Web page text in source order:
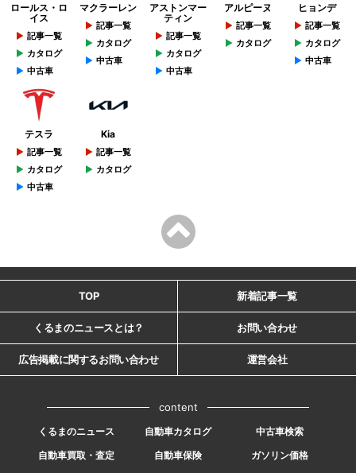
ロールス・ロ
イス
記事一覧
カタログ
中古車
マクラーレン
記事一覧
カタログ
中古車
アストンマー
ティン
記事一覧
カタログ
中古車
アルピーヌ
記事一覧
カタログ
ヒョンデ
記事一覧
カタログ
中古車
テスラ
記事一覧
カタログ
中古車
Kia
記事一覧
カタログ
TOP 新着記事一覧
くるまのニュースとは？ お問い合わせ
広告掲載に関するお問い合わせ 運営会社
content
くるまのニュース 自動車カタログ
中古車検索
自動車買取・査定
自動車保険 ガソリン価格